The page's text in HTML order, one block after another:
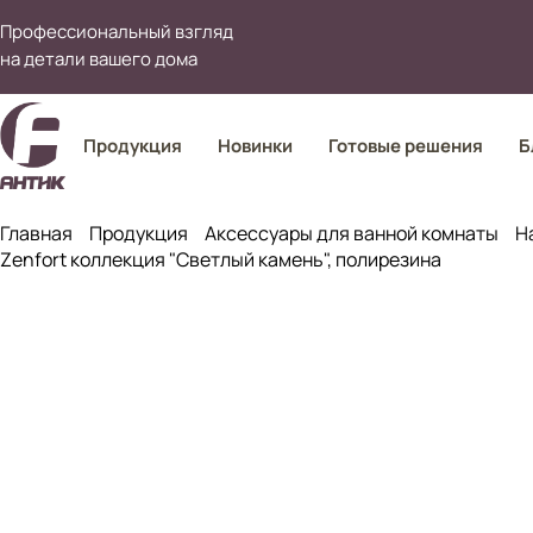
Профессиональный взгляд
на детали вашего дома
Продукция Новинки Готовые решения
Главная Продукция Аксессуары для ванной комнаты
Zenfort коллекция "Светлый камень", полирезина